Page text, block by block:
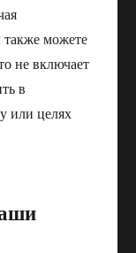
можете
не включает
в
или целях